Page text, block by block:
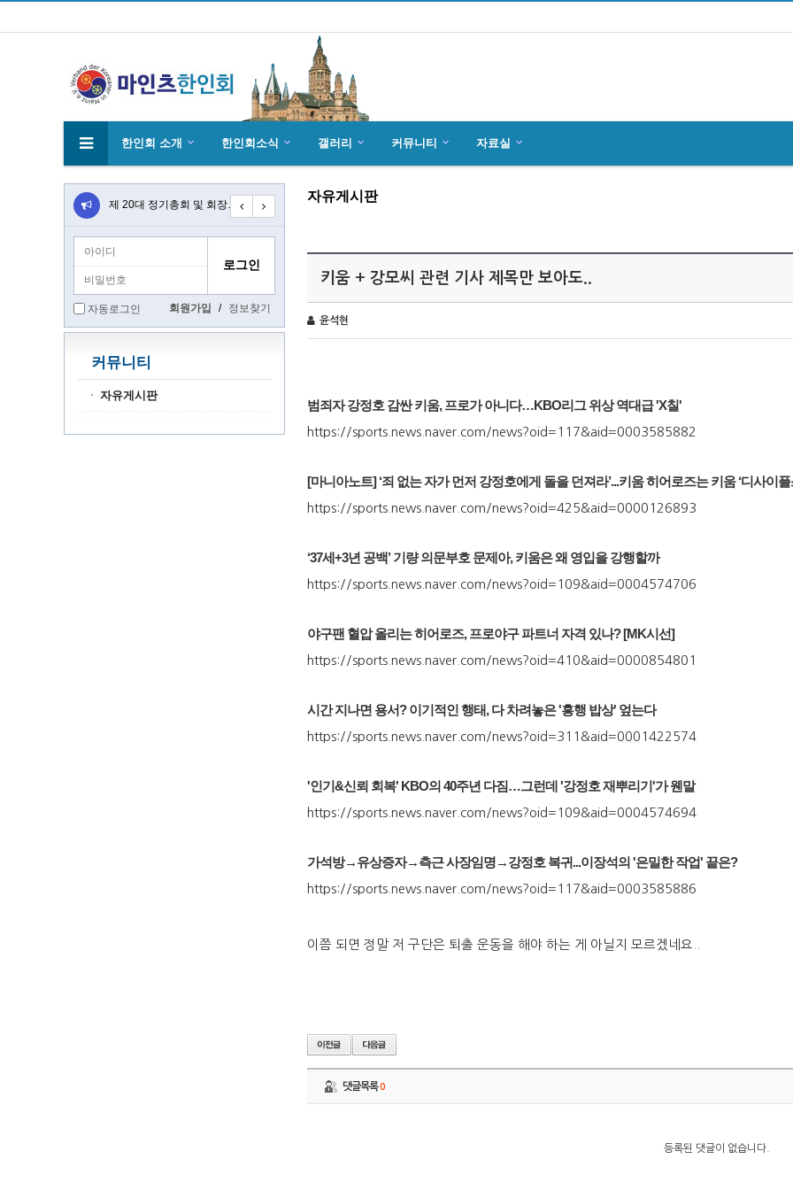
한인회 소개 한인회소식 갤러리 커뮤니티 자료실
자유게시판
키움 + 강모씨 관련 기사 제목만 보아도..
윤석현
범죄자 강정호 감싼 키움, 프로가 아니다…KBO리그 위상 역대급 'X칠'
https://sports.news.naver.com/news?oid=117&aid=0003585882
[마니아노트] ‘죄 없는 자가 먼저 강정호에게 돌을 던져라’...키움 히어로즈는 키움 ‘디사이플
https://sports.news.naver.com/news?oid=425&aid=0000126893
‘37세+3년 공백’ 기량 의문부호 문제아, 키움은 왜 영입을 강행할까
https://sports.news.naver.com/news?oid=109&aid=0004574706
야구팬 혈압 올리는 히어로즈, 프로야구 파트너 자격 있나? [MK시선]
https://sports.news.naver.com/news?oid=410&aid=0000854801
시간 지나면 용서? 이기적인 행태, 다 차려놓은 '흥행 밥상' 엎는다
https://sports.news.naver.com/news?oid=311&aid=0001422574
'인기&신뢰 회복' KBO의 40주년 다짐…그런데 '강정호 재뿌리기'가 웬말
https://sports.news.naver.com/news?oid=109&aid=0004574694
가석방→유상증자→측근 사장임명→강정호 복귀...이장석의 '은밀한 작업' 끝은?
https://sports.news.naver.com/news?oid=117&aid=0003585886
이쯤 되면 정말 저 구단은 퇴출 운동을 해야 하는 게 아닐지 모르겠네요..
댓글목록0
등록된 댓글이 없습니다.
4월27일 마인츠 한인 여성합창단10회 연주… 제 20대 정기총회 및 회장 선출 공문 초대합니다 마인츠 한인회 문화 행사 2020…
자동로그인 회원가입 / 정보찾기
커뮤니티
자유게시판